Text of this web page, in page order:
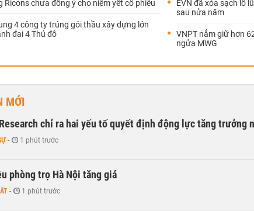
Ricons chưa đồng ý cho niêm yết cổ phiếu
4 công ty trúng gói thầu xây dựng lớn
đai 4 Thủ đô
EVN đã xóa sạch lỗ
sau nửa năm
VNPT nắm giữ hơn
ngửa MWG
MỚI
chỉ ra hai yếu tố quyết định động lực tăng trưởng
- 1 phút trước
phòng trọ Hà Nội tăng giá
- 1 phút trước